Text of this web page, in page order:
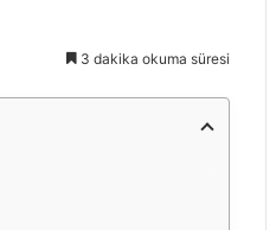
3 dakika okuma süresi